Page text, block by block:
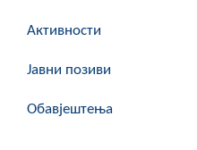
Активности
Јавни позиви
Обавјештења